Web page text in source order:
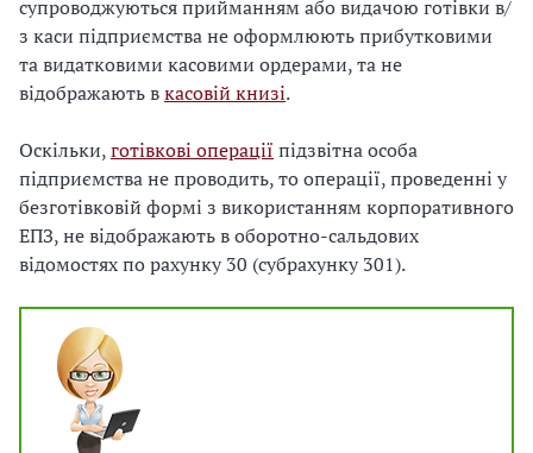
супроводжуються прийманням або видачою готівки в/
з каси підприємства не оформлюють прибутковими
та видатковими касовими ордерами, та не
відображають вкасовій книзі.
Оскільки,готівкові операції підзвітна особа
підприємства не проводить, то операції, проведенні у
безготівковій формі з використанням корпоративного
ЕПЗ, не відображають в оборотно-сальдових
відомостях по рахунку 30 (субрахунку 301).